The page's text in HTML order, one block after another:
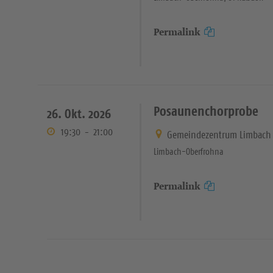
Permalink
26. Okt. 2026
19:30 - 21:00
Posaunenchorprobe
Gemeindezentrum
Limbach-Oberfrohna
Permalink